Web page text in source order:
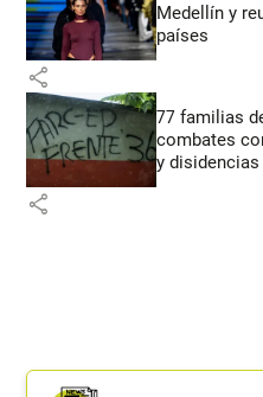
Medellín y
países
share
77 familias
combates
y disidencias
share